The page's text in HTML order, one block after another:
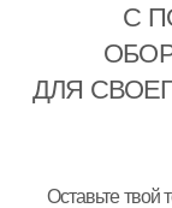
С
ДЛЯ
Оставьте твой